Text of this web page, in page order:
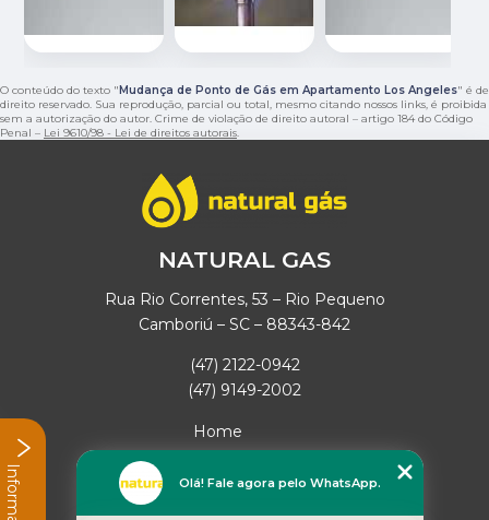
O conteúdo do texto "Mudança de Ponto de Gás em Apartamento Los Angeles" é de
direito reservado. Sua reprodução, parcial ou total, mesmo citando nossos links, é proibida
sem a autorização do autor. Crime de violação de direito autoral – artigo 184 do Código
Penal – Lei 9610/98 - Lei de direitos autorais.
NATURAL GAS
Rua Rio Correntes, 53 – Rio Pequeno
Camboriú – SC – 88343-842
(47) 2122-0942
(47) 9149-2002
Home
Missão
Olá! Fale agora pelo WhatsApp.